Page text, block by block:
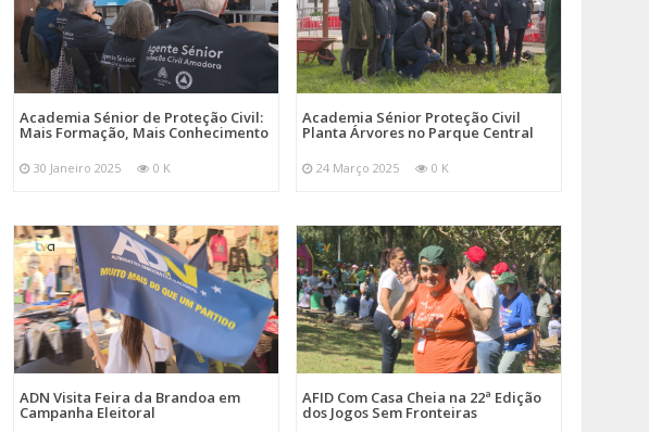
Academia Sénior de Proteção Civil:
Mais Formação, Mais Conhecimento
30 Janeiro 2025 0 K
Academia Sénior Proteção Civil
Planta Árvores no Parque Central
24 Março 2025 0 K
ADN Visita Feira da Brandoa em
Campanha Eleitoral
AFID Com Casa Cheia na 22ª Edição
dos Jogos Sem Fronteiras